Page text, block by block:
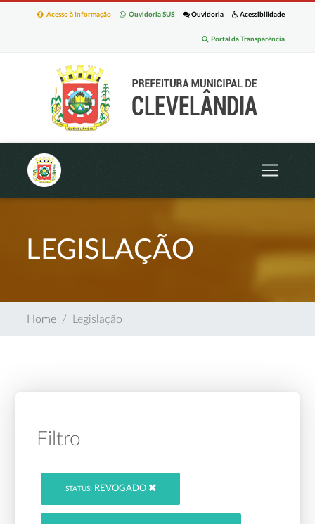
Acessibilidade
Ouvidoria
Ouvidoria SUS
Acesso à Informação
Portal da Transparência
LEGISLAÇÃO
Home Legislação
Filtro
STATUS: REVOGADO